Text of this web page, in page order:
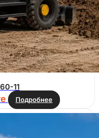
11
Подробнее